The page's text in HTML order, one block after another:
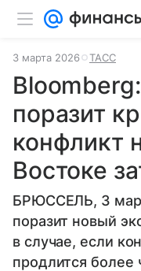
3 марта 2026 ТАСС
поразит
конфликт
Востоке
БРЮССЕЛЬ, 3
поразит новый
в случае, если
продлится